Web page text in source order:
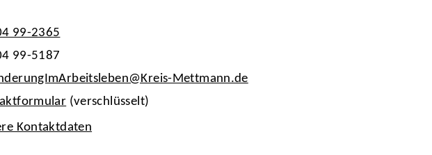
99-2365
99-5187
Mettmann.de
(verschlüsselt)
Kontaktdaten